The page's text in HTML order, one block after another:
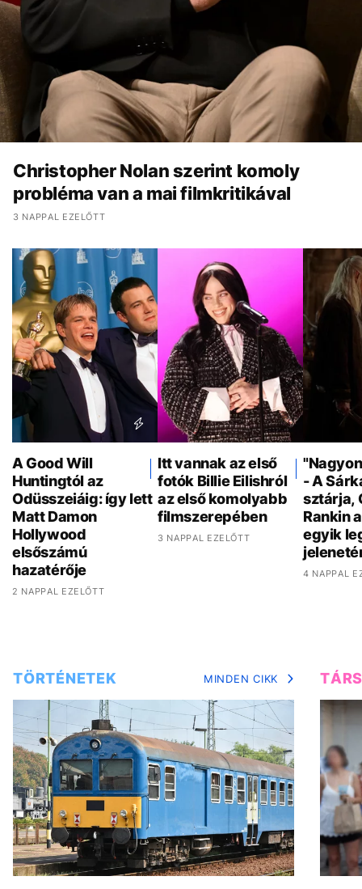
Christopher Nolan szerint komoly
probléma van a mai filmkritikával
3 NAPPAL EZELŐTT
A Good Will
Huntingtól az
Odüsszeiáig: így lett
Matt Damon
Hollywood
elsőszámú
hazatérője
2 NAPPAL EZELŐTT
Itt vannak az első
fotók Billie Eilishról
az első komolyabb
filmszerepében
3 NAPPAL EZELŐTT
- A
sztárja,
Rankin
egyik
4 NAPPAL
TÖRTÉNETEK MINDEN CIKK